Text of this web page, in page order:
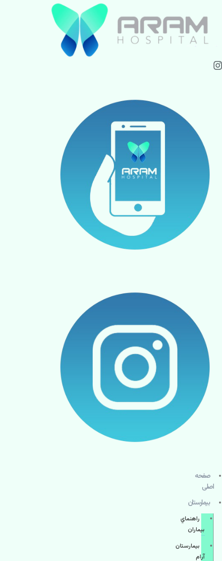
صفحه
اصلی
بيمارستان
راهنماي
بیماران
بیمارستان
آرام